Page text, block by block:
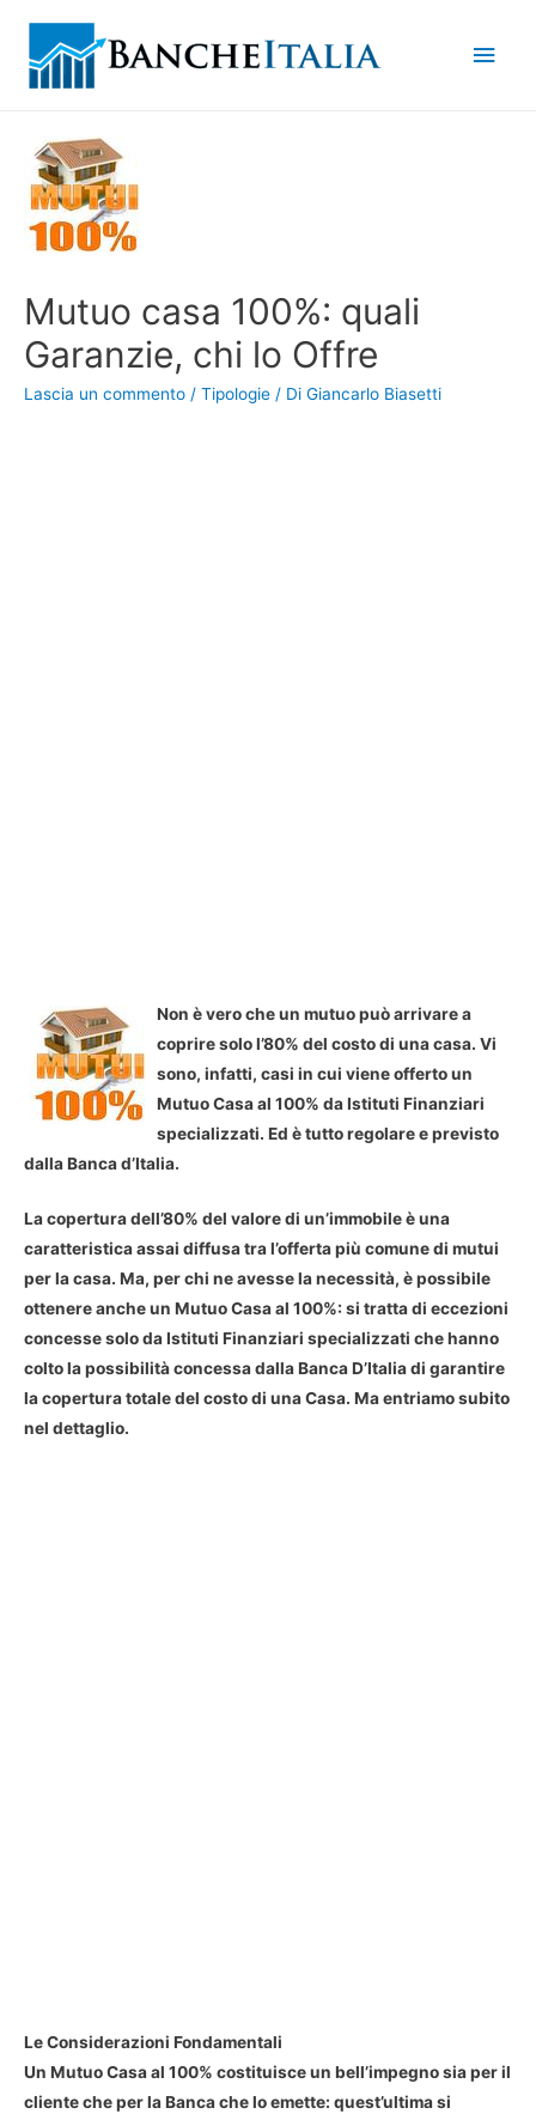
Mutuo casa 100%: quali
Garanzie, chi lo Offre
Lascia un commento / Tipologie / Di Giancarlo Biasetti
Non è vero che un mutuo può arrivare a
coprire solo l’80% del costo di una casa. Vi
sono, infatti, casi in cui viene offerto un
Mutuo Casa al 100% da Istituti Finanziari
specializzati. Ed è tutto regolare e previsto
dalla Banca d’Italia.
La copertura dell’80% del valore di un’immobile è una
caratteristica assai diffusa tra l’offerta più comune di mutui
per la casa. Ma, per chi ne avesse la necessità, è possibile
ottenere anche un Mutuo Casa al 100%: si tratta di eccezioni
concesse solo da Istituti Finanziari specializzati che hanno
colto la possibilità concessa dalla Banca D’Italia di garantire
la copertura totale del costo di una Casa. Ma entriamo subito
nel dettaglio.
Le Considerazioni Fondamentali
Un Mutuo Casa al 100% costituisce un bell’impegno sia per il
cliente che per la Banca che lo emette: quest’ultima si